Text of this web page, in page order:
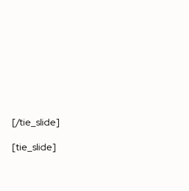
[/tie_slide]
[tie_slide]